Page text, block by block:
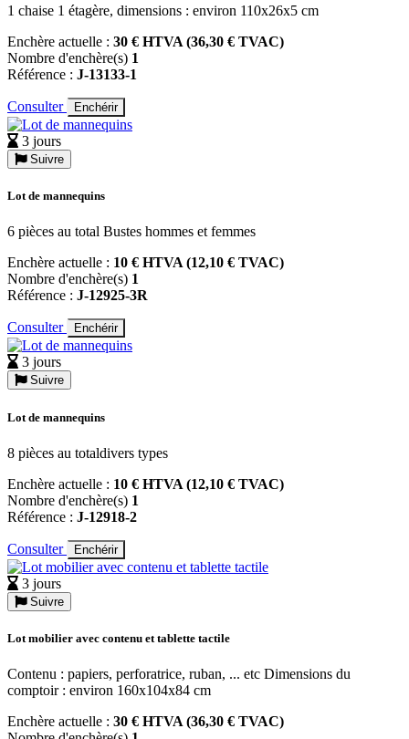
1 chaise 1 étagère, dimensions : environ 110x26x5 cm
Enchère actuelle : 30 € HTVA (36,30 € TVAC)
Nombre d'enchère(s) 1
Référence : J-13133-1
Consulter Enchérir
3 jours
Suivre
Lot de mannequins
6 pièces au total Bustes hommes et femmes
Enchère actuelle : 10 € HTVA (12,10 € TVAC)
Nombre d'enchère(s) 1
Référence : J-12925-3R
Consulter Enchérir
3 jours
Suivre
Lot de mannequins
8 pièces au totaldivers types
Enchère actuelle : 10 € HTVA (12,10 € TVAC)
Nombre d'enchère(s) 1
Référence : J-12918-2
Consulter Enchérir
3 jours
Suivre
Lot mobilier avec contenu et tablette tactile
Contenu : papiers, perforatrice, ruban, ... etc Dimensions du
comptoir : environ 160x104x84 cm
Enchère actuelle : 30 € HTVA (36,30 € TVAC)